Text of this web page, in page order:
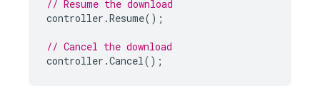
// Resume the download
controller .Resume();
// Cancel the download
controller .Cancel();